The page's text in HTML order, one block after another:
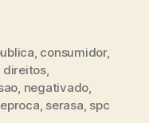
, consumidor,
direitos,
, negativado,
, serasa, spc